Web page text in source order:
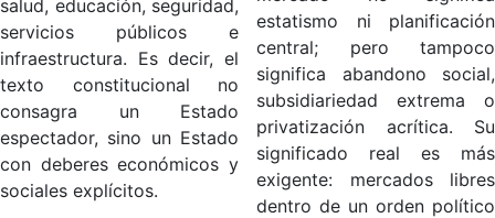
salud, educación, seguridad,
servicios públicos e
infraestructura. Es decir, el
texto constitucional no
consagra un Estado
espectador, sino un Estado
con deberes económicos y
sociales explícitos.
estatismo ni planificación
central; pero tampoco
significa abandono social,
subsidiariedad extrema o
privatización acrítica. Su
significado real es más
exigente: mercados libres
dentro de un orden político